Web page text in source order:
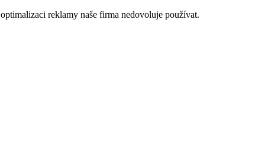
reklamy naše firma nedovoluje používat.